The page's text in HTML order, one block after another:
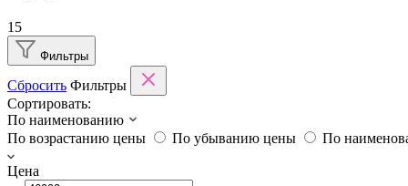
15
Фильтры
Сбросить Фильтры
Сортировать:
По наименованию
По возрастанию цены
По убыванию цены По
Цена